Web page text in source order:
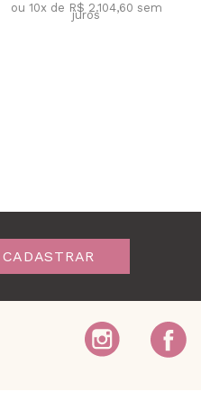
ou 10x de R$ 2.104,60 sem
juros
CADASTRAR